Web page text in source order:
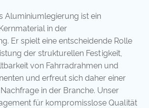
Aluminiumlegierung ist ein
in der
Er spielt eine entscheidende Rolle
der strukturellen Festigkeit,
von Fahrradrahmen und
und erfreut sich daher einer
in der Branche. Unser
für kompromisslose Qualität